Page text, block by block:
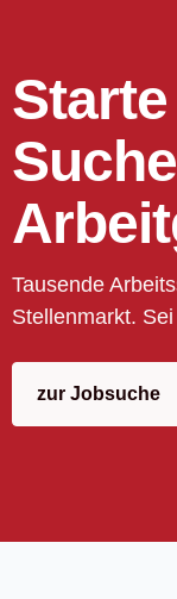
Tausende
Stellenmarkt.
zur Jobsuche